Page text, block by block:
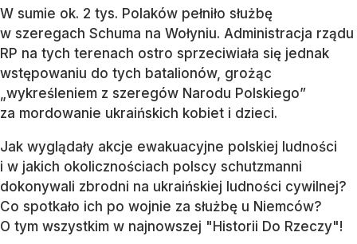
W sumie ok. 2 tys. Polaków pełniło służbę
w szeregach Schuma na Wołyniu. Administracja rządu
RP na tych terenach ostro sprzeciwiała się jednak
wstępowaniu do tych batalionów, grożąc
„wykreśleniem z szeregów Narodu Polskiego”
za mordowanie ukraińskich kobiet i dzieci.
Jak wyglądały akcje ewakuacyjne polskiej ludności
i w jakich okolicznościach polscy schutzmanni
dokonywali zbrodni na ukraińskiej ludności cywilnej?
Co spotkało ich po wojnie za służbę u Niemców?
O tym wszystkim w najnowszej "Historii Do Rzeczy"!